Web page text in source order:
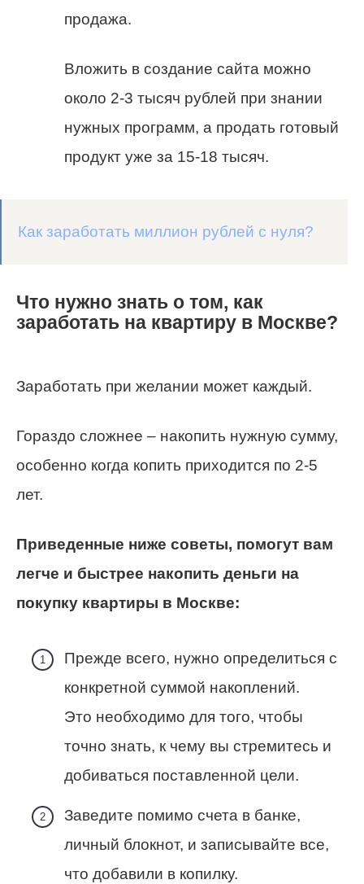
продажа.
Вложить в создание сайта можно
около 2-3 тысяч рублей при знании
нужных программ, а продать готовый
продукт уже за 15-18 тысяч.
Как заработать миллион рублей с нуля?
Что нужно знать о том, как
заработать на квартиру в Москве?
Заработать при желании может каждый.
Гораздо сложнее – накопить нужную сумму,
особенно когда копить приходится по 2-5
лет.
Приведенные ниже советы, помогут вам
легче и быстрее накопить деньги на
покупку квартиры в Москве:
Прежде всего, нужно определиться с
конкретной суммой накоплений.
Это необходимо для того, чтобы
точно знать, к чему вы стремитесь и
добиваться поставленной цели.
Заведите помимо счета в банке,
личный блокнот, и записывайте все,
что добавили в копилку.